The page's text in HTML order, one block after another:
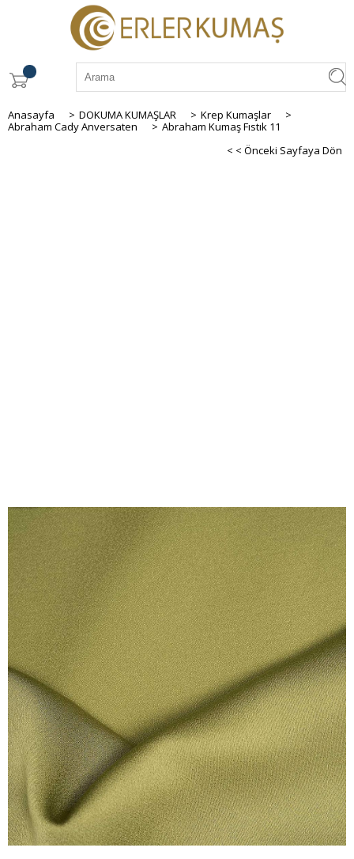
Anasayfa > DOKUMA KUMAŞLAR > Krep Kumaşlar
>
Abraham Cady Anversaten
> Abraham Kumaş Fıstık 11
< < Önceki Sayfaya Dön